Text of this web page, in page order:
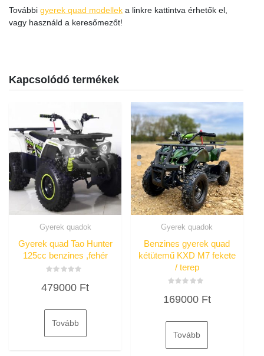
További gyerek quad modellek a linkre kattintva érhetők el,
vagy használd a keresőmezőt!
Kapcsolódó termékek
Gyerek quadok
Gyerek quad Tao Hunter
125cc benzines ,fehér
0
479000 Ft
Tovább
Gyerek quadok
Benzines gyerek quad
kétütemű KXD M7 fekete
/ terep
0
169000 Ft
Tovább